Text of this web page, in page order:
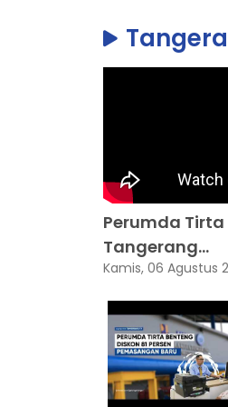
Perumda
Tangerang...
Kamis, 06 Agustus